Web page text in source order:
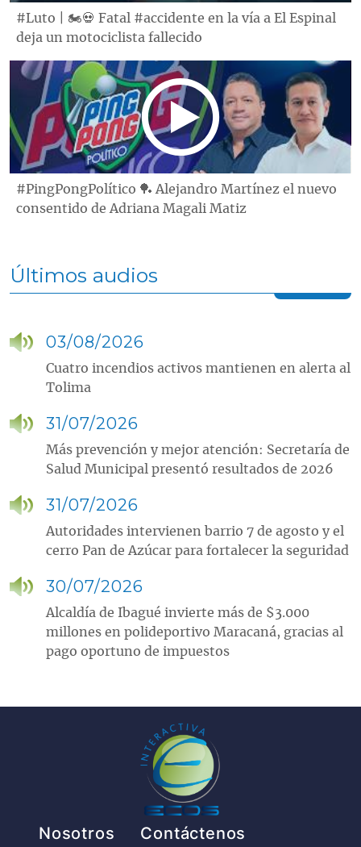
#Luto | 🏍️💀 Fatal #accidente en la vía a El Espinal
deja un motociclista fallecido
#PingPongPolítico 🏓 Alejandro Martínez el nuevo
consentido de Adriana Magali Matiz
Últimos audios
03/08/2026
Cuatro incendios activos mantienen en alerta al
Tolima
31/07/2026
Más prevención y mejor atención: Secretaría de
Salud Municipal presentó resultados de 2026
31/07/2026
Autoridades intervienen barrio 7 de agosto y el
cerro Pan de Azúcar para fortalecer la seguridad
30/07/2026
Alcaldía de Ibagué invierte más de $3.000
millones en polideportivo Maracaná, gracias al
pago oportuno de impuestos
Pie de página
Nosotros Contáctenos